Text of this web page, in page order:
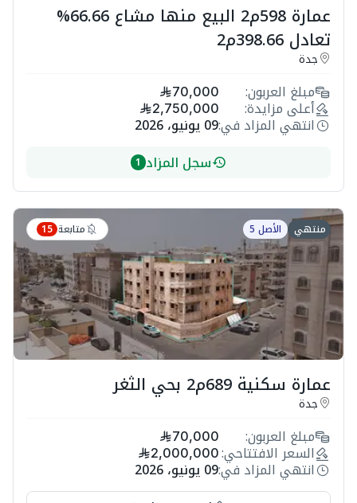
عمارة 598م2 البيع منها مشاع 66.66%
تعادل 398.66م2
جدة
مبلغ العربون: 70,000
أعلى مزايدة: 2,750,000
انتهي المزاد في:09 يونيو، 2026
سجل المزاد 1
منتهي الأصل 5 متابعة 15
عمارة سكنية 689م2 بحي الثغر
جدة
مبلغ العربون: 70,000
السعر الافتتاحي: 2,000,000
انتهي المزاد في:09 يونيو، 2026